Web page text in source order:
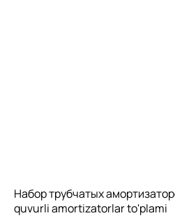
Набор трубчатых
quvurli amortizatorlar to'plami